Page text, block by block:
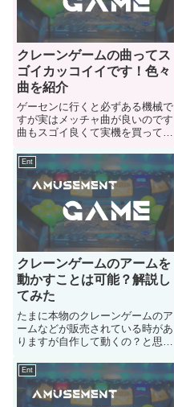
クレーンゲームの曲ってス
ゴイカッコイイです！色々
曲を紹介
ゲーセンに行くと必ずある機械で
すが実はメッチャ曲が良いのです
曲もスゴイ良くて実機を買ってし
魅力とか伝えていきたいと思いま
す
Ent
クレーンゲームのアームを
動かすことは可能？解説し
てみた
たまに本物のクレーンゲームのア
ームなどが販売されている時があ
りますが自作して動くの？と思っ
体買わないで動かしてみたいぜ
という方は是非参考にどうぞ
Ent